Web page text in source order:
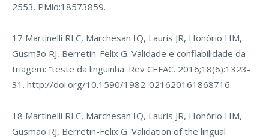
2553. PMid:18573859.
17 Martinelli RLC, Marchesan IQ, Lauris JR, Honório HM,
Gusmão RJ, Berretin-Felix G. Validade e confiabilidade da
triagem: “teste da linguinha. Rev CEFAC. 2016;18(6):1323-
31. http://doi.org/10.1590/1982-021620161868716.
18 Martinelli RLC, Marchesan IQ, Lauris JR, Honório HM,
Gusmão RJ, Berretin-Felix G. Validation of the lingual